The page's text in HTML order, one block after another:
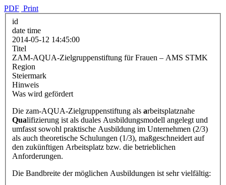
PDF Print
id
date time
2014-05-12 14:45:00
Titel
ZAM-AQUA-Zielgruppenstiftung für Frauen – AMS STMK
Region
Steiermark
Hinweis
Was wird gefördert
Die zam-AQUA-Zielgruppenstiftung als arbeitsplatznahe
Qualifizierung ist als duales Ausbildungsmodell angelegt und
umfasst sowohl praktische Ausbildung im Unternehmen (2/3)
als auch theoretische Schulungen (1/3), maßgeschneidert auf
den zukünftigen Arbeitsplatz bzw. die betrieblichen
Anforderungen.
Die Bandbreite der möglichen Ausbildungen ist sehr vielfältig: